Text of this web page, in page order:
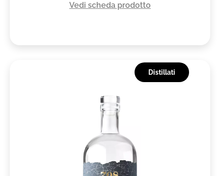
Vedi scheda prodotto
Distillati